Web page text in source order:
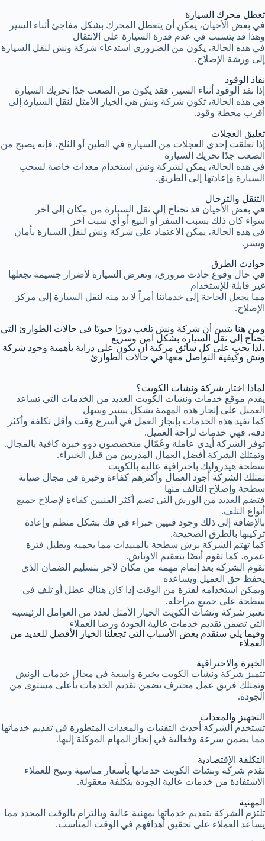
تعطل محرك السيارة
في بعض الأحيان، يمكن أن يتعطل المحرك بشكل مفاجئ أثناء السير
وهذا قد يتسبب في عدم قدرة السيارة على الانتقال
في هذه الحالة، يكون من الضروري استدعاء شركة ونش لنقل السيارة
إلى ورشة الإصلاح.
نفاذ الوقود
إذا نفد الوقود أثناء السير، فقد يكون من الصعب جدًا تحريك السيارة
في هذه الحالة، تكون شركة ونش هي الخيار الأمثل لنقل السيارة إلى
أقرب محطة وقود.
تعليق العجلات
إذا تعلقت إحدى العجلات من السيارة في الطين أو الثلج، فإنه يصبح من
الصعب جدًا تحريك السيارة
في هذه الحالة، يمكن لشركة ونش استخدام معدات خاصة لسحب
السيارة وإعادتها إلى الطريق.
التنقل والترحال
في بعض الأحيان قد تحتاج إلى نقل السيارة من مكان إلى آخر
سواء كان ذلك بسبب السفر أو البيع أو أي سبب آخر
في هذه الحالة، يمكن الاعتماد على شركة ونش لنقل السيارة بأمان
ويسر.
حوادث الطرق
في حال وقوع حادث مروري، وتعرض السيارة لأضرار جسيمة تجعلها
غير قابلة للإستخدام
مما يجعل الحاجة إلى خدماتنا أمراً لا بد منه لنقل السيارة إلى مركز
الإصلاح.
ومن هنا يتبين أن شركة ونش تلعب دورًا حيويًا في حالات الطوارئ التي
تحتاج إلى نقل السيارة بشكل آمن وسريع
،لذا يجب على كل سائق مركبة أن يكون على دراية بأهمية وجود شركة
ونش وكيفية التواصل معها في حالات الطوارئ
لماذا اختار شركة ونشات الكويت؟
يقدم موقع خدمات ونشات الكويت العديد من الخدمات التي تساعد
العميل على إنجاز هذه المهمة بشكل يسير وسهل
كما تفيد هذه الخدمات بإنجاز العمل في أسرع وقت وأقل تكلفة وأكثر
دقة، فهي خدمات لراحة العميل.
توفر الشركة أيدي عاملة وعُمّال متخصصون ذوو خبرة كافية بالمجال.
وتمتلك الشركة أفضل العمال المدربين من قبل الخبراء.
سطحة هيدروليك باحترافية عالية بالكويت
تمتلك الشركة أجود العمال وأكثرهم كفاءة وخبرة في مجال صيانة
سطحة وإصلاح التالف منها
فتضم العديد من الورش التي تضم أكثر الفنيين كفاءة لإصلاح جميع
أنواع التلف.
بالإضافة إلى ذلك وجود فنيين خبراء في فك بشكل منظم وإعادة
تركيبها بالطرق الصحيحة.
كما تهتم الشركة برش سطحة بالمبيدات مما يحميه ويطيل فترة
عمره، كما تقوم أيضًا بتعقيم الاوناش.
تقوم الشركة بعد إتمام مهمة من مكان لآخر بتسليم الضمان الذي
يحفظ حق العميل ويساعده
ويمكن استخدامه لفترة من الوقت إذا كان هناك عطل أو تلف في
سطحة على جميع مراحله.
تعتبر شركة ونشات الكويت الخيار الأمثل لعدد من العوامل الرئيسية
التي تضمن تقديم خدمات عالية الجودة ورضا العملاء
وفيما يلي سنقدم بعض الأسباب التي تجعلنا الخيار الأفضل للعديد من
العملاء
الخبرة والاحترافية
تتميز شركة ونشات الكويت بخبرة واسعة في مجال خدمات الونش
وتمتلك فريق عمل محترف يضمن تقديم الخدمات بأعلى مستوى من
الجودة.
التجهيز والمعدات
تستخدم الشركة أحدث التقنيات والمعدات المتطورة في تقديم خدماتها
مما يضمن سرعة وفعالية في إنجاز المهام الموكلة إليها.
التكلفة الإقتصادية
تقدم شركة ونشات الكويت خدماتها بأسعار مناسبة وتتيح للعملاء
الاستفادة من خدمات عالية الجودة بتكلفة معقولة.
المهنية
تلتزم الشركة بتقديم خدماتها بمهنية عالية وبالتزام بالوقت المحدد مما
يساعد العملاء على تحقيق أهدافهم في الوقت المناسب.